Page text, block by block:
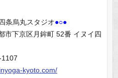
条烏丸スタジオ●○●
市下京区月鉾町 52番 イヌイ四
kyoto.com/